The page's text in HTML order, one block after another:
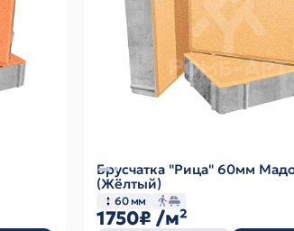
Брусчатка "Рица" 60мм
(Жёлтый)
60 мм
1750₽ /м²